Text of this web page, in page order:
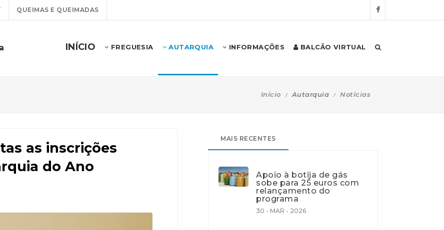
QUEIMAS E QUEIMADAS
INÍCIO FREGUESIA AUTARQUIA INFORMAÇÕES BALCÃO VIRTUAL
Início Autarquia Notícias
as inscrições
do Ano
MAIS RECENTES
Apoio à botija de gás
sobe para 25 euros com
relançamento do
programa
30 - MAR - 2026